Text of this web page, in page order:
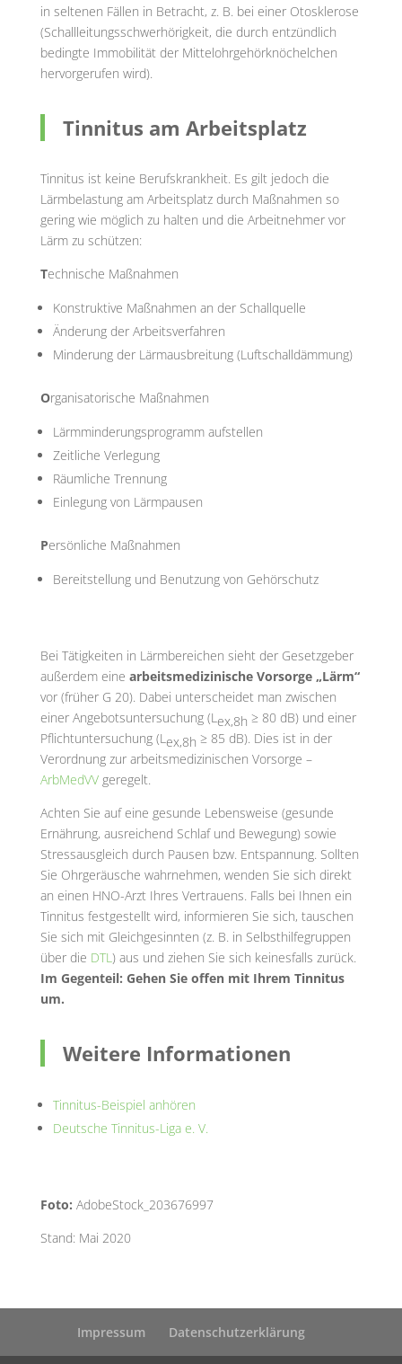
in seltenen Fällen in Betracht, z. B. bei einer Otosklerose
(Schallleitungsschwerhörigkeit, die durch entzündlich
bedingte Immobilität der Mittelohrgehörknöchelchen
hervorgerufen wird).
Tinnitus am Arbeitsplatz
Tinnitus ist keine Berufskrankheit. Es gilt jedoch die
Lärmbelastung am Arbeitsplatz durch Maßnahmen so
gering wie möglich zu halten und die Arbeitnehmer vor
Lärm zu schützen:
Technische Maßnahmen
Konstruktive Maßnahmen an der Schallquelle
Änderung der Arbeitsverfahren
Minderung der Lärmausbreitung (Luftschalldämmung)
Organisatorische Maßnahmen
Lärmminderungsprogramm aufstellen
Zeitliche Verlegung
Räumliche Trennung
Einlegung von Lärmpausen
Persönliche Maßnahmen
Bereitstellung und Benutzung von Gehörschutz
Bei Tätigkeiten in Lärmbereichen sieht der Gesetzgeber
außerdem eine arbeitsmedizinische Vorsorge „Lärm“
vor (früher G 20). Dabei unterscheidet man zwischen
einer Angebotsuntersuchung (Lex,8h ≥ 80 dB) und einer
Pflichtuntersuchung (Lex,8h ≥ 85 dB). Dies ist in der
Verordnung zur arbeitsmedizinischen Vorsorge –
ArbMedVV geregelt.
Achten Sie auf eine gesunde Lebensweise (gesunde
Ernährung, ausreichend Schlaf und Bewegung) sowie
Stressausgleich durch Pausen bzw. Entspannung. Sollten
Sie Ohrgeräusche wahrnehmen, wenden Sie sich direkt
an einen HNO-Arzt Ihres Vertrauens. Falls bei Ihnen ein
Tinnitus festgestellt wird, informieren Sie sich, tauschen
Sie sich mit Gleichgesinnten (z. B. in Selbsthilfegruppen
über die DTL) aus und ziehen Sie sich keinesfalls zurück.
Im Gegenteil: Gehen Sie offen mit Ihrem Tinnitus
um.
Weitere Informationen
Tinnitus-Beispiel anhören
Deutsche Tinnitus-Liga e. V.
Foto: AdobeStock_203676997
Stand: Mai 2020
Impressum Datenschutzerklärung